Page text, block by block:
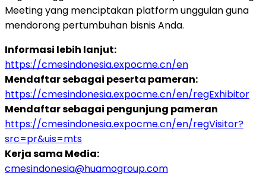
Meeting yang menciptakan platform unggulan guna
mendorong pertumbuhan bisnis Anda.
Informasi lebih lanjut:
https://cmesindonesia.expocme.cn/en
Mendaftar sebagai peserta pameran:
https://cmesindonesia.expocme.cn/en/regExhibitor
Mendaftar sebagai pengunjung pameran
https://cmesindonesia.expocme.cn/en/regVisitor?
src=pr&uis=mts
Kerja sama Media:
cmesindonesia@huamogroup.com